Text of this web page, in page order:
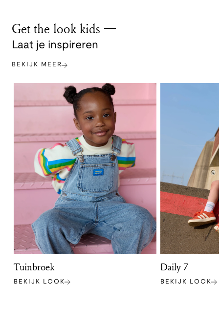
Get the look kids
Laat je inspireren
BEKIJK MEER
Tuinbroek
BEKIJK LOOK
Daily 7
BEKIJK LOOK